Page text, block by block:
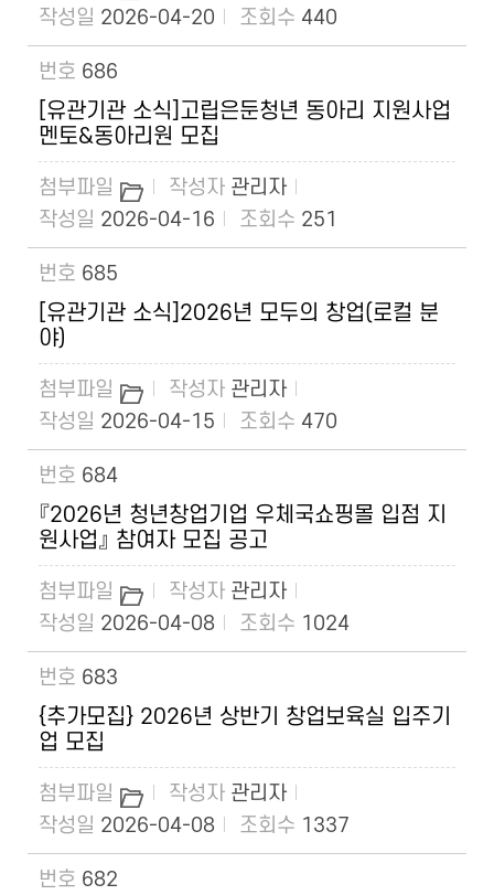
2026-04-20
440
686
[유관기관 소식]고립은둔청년 동아리 지원사업
멘토&동아리원 모집
관리자
2026-04-16
251
685
[유관기관 소식]2026년 모두의 창업(로컬 분
야)
관리자
2026-04-15
470
684
『2026년 청년창업기업 우체국쇼핑몰 입점 지
원사업』 참여자 모집 공고
관리자
2026-04-08
1024
683
{추가모집} 2026년 상반기 창업보육실 입주기
업 모집
관리자
2026-04-08
1337
682